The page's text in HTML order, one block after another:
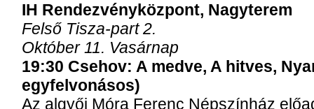
IH Rendezvényközpont, Nagyterem
Felső Tisza-part 2.
Október 11. Vasárnap
19:30 Csehov: A medve, A hitves,
egyfelvonásos)
Az algyői Móra Ferenc Népszínház